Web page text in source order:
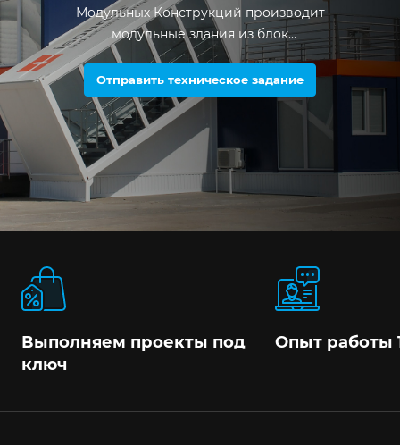
Модульных Конструкций производит
модульные здания из блок
контейнеров с 2012 года. За все время
существования компании было
произведено более 5000 единиц
продукции.
Отправить техническое задание
Выполняем проекты под
ключ
Опыт работы